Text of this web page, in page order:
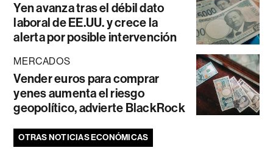
Yen avanza tras el débil dato
laboral de EE.UU. y crece la
alerta por posible intervención
MERCADOS
Vender euros para comprar
yenes aumenta el riesgo
geopolítico, advierte BlackRock
OTRAS NOTICIAS ECONÓMICAS